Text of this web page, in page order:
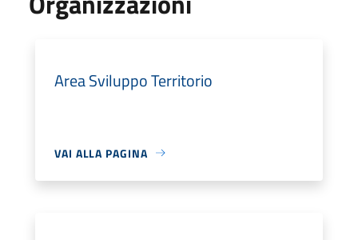
Area Sviluppo Territorio
VAI ALLA PAGINA